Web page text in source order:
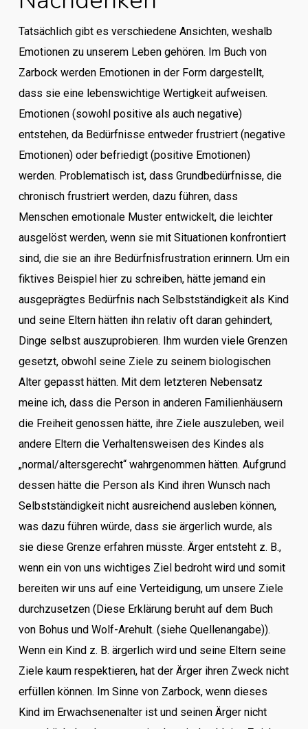
Tatsächlich gibt es verschiedene Ansichten, weshalb
Emotionen zu unserem Leben gehören. Im Buch von
Zarbock werden Emotionen in der Form dargestellt,
dass sie eine lebenswichtige Wertigkeit aufweisen.
Emotionen (sowohl positive als auch negative)
entstehen, da Bedürfnisse entweder frustriert (negative
Emotionen) oder befriedigt (positive Emotionen)
werden. Problematisch ist, dass Grundbedürfnisse, die
chronisch frustriert werden, dazu führen, dass
Menschen emotionale Muster entwickelt, die leichter
ausgelöst werden, wenn sie mit Situationen konfrontiert
sind, die sie an ihre Bedürfnisfrustration erinnern. Um ein
fiktives Beispiel hier zu schreiben, hätte jemand ein
ausgeprägtes Bedürfnis nach Selbstständigkeit als Kind
und seine Eltern hätten ihn relativ oft daran gehindert,
Dinge selbst auszuprobieren. Ihm wurden viele Grenzen
gesetzt, obwohl seine Ziele zu seinem biologischen
Alter gepasst hätten. Mit dem letzteren Nebensatz
meine ich, dass die Person in anderen Familienhäusern
die Freiheit genossen hätte, ihre Ziele auszuleben, weil
andere Eltern die Verhaltensweisen des Kindes als
„normal/altersgerecht“ wahrgenommen hätten. Aufgrund
dessen hätte die Person als Kind ihren Wunsch nach
Selbstständigkeit nicht ausreichend ausleben können,
was dazu führen würde, dass sie ärgerlich wurde, als
sie diese Grenze erfahren müsste. Ärger entsteht z. B.,
wenn ein von uns wichtiges Ziel bedroht wird und somit
bereiten wir uns auf eine Verteidigung, um unsere Ziele
durchzusetzen (Diese Erklärung beruht auf dem Buch
von Bohus und Wolf-Arehult. (siehe Quellenangabe)).
Wenn ein Kind z. B. ärgerlich wird und seine Eltern seine
Ziele kaum respektieren, hat der Ärger ihren Zweck nicht
erfüllen können. Im Sinne von Zarbock, wenn dieses
Kind im Erwachsenenalter ist und seinen Ärger nicht